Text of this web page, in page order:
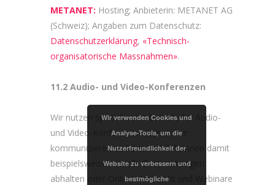
METANET: Hosting; Anbieterin: METANET AG
(Schweiz); Angaben zum Datenschutz:
Datenschutzerklärung, «Technisch-
organisatorische Massnahmen».
11.2 Audio- und Video-Konferenzen
Wir nutzen spezialisierte Dienste für Audio-
und Video-Konferenzen, um online
kommunizieren zu können. Wir können damit
beispielsweise virtuelle Besprechungen
abhalten oder Online-Unterricht und Webinare
Wir verwenden Cookies und
Analyse-Tools, um die
Nutzerfreundlichkeit der
Website zu verbessern und
bestmögliche